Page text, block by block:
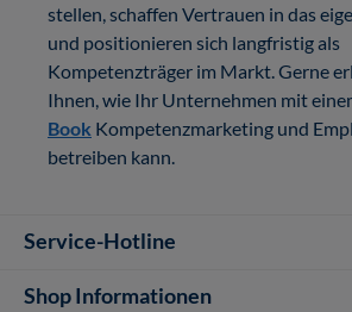
stellen, schaffen Vertrauen in das
und positionieren sich langfristig als
Kompetenzträger im Markt. Gerne
Ihnen, wie Ihr Unternehmen mit
Book Kompetenzmarketing und
betreiben kann.
Service-Hotline
Shop Informationen